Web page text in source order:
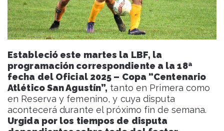
Estableció este martes la LBF, la
programación correspondiente a la 18ª
fecha del Oficial 2025 – Copa “Centenario
Atlético San Agustín”, tanto en Primera como
en Reserva y femenino, y cuya disputa
acontecerá durante el próximo fin de semana.
Urgida por los tiempos de disputa